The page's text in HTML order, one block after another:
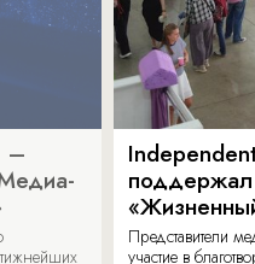
–
Представители
участие в